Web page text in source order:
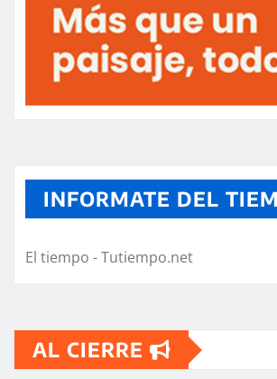
INFORMATE DEL
El tiempo - Tutiempo.net
AL CIERRE